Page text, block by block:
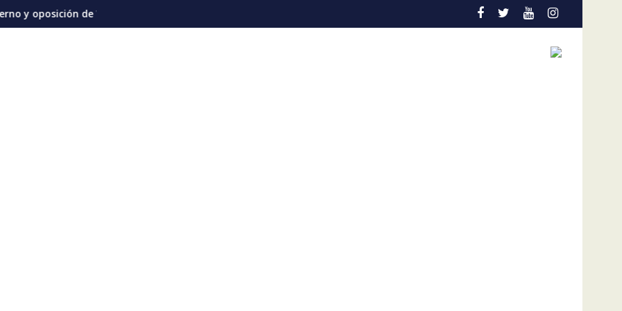
de Venezuela instalan un proceso de diálogo con una agenda que se extenderá hasta el miércoles
Venezuela y Chile formalizan restablecimiento de sus relaciones consulares tras años
Venezuela: El cuero seco